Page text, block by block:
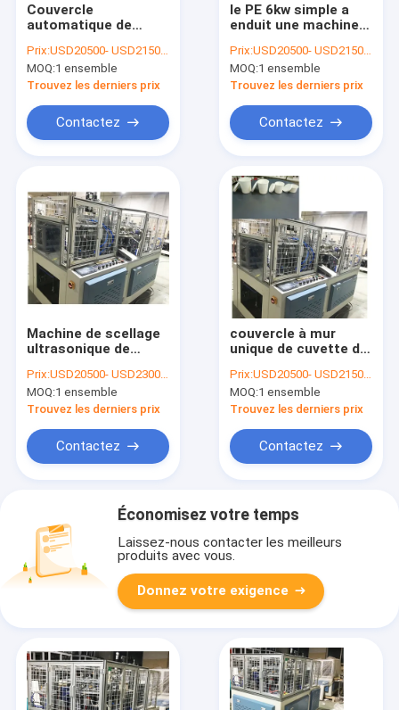
Couvercle
automatique de
diamètre 125mm
faisant à machine 50
PCs/minute
Prix:USD20500- USD21500 / set
MOQ:1 ensemble
Trouvez les derniers prix
Contactez
le PE 6kw simple a
enduit une machine
de tasse de papier de
temps
Prix:USD20500- USD21500 / set
MOQ:1 ensemble
Trouvez les derniers prix
Contactez
Machine de scellage
ultrasonique de
du diamètre 150mm
pour la cuvette de
papier
Prix:USD20500- USD23000 / set
MOQ:1 ensemble
Trouvez les derniers prix
Contactez
couvercle à mur
unique de cuvette de
formant la machine
2800KG
Prix:USD20500- USD21500 / set
MOQ:1 ensemble
Trouvez les derniers prix
Contactez
Économisez votre temps
Laissez-nous contacter les meilleurs
produits avec vous.
Donnez votre exigence